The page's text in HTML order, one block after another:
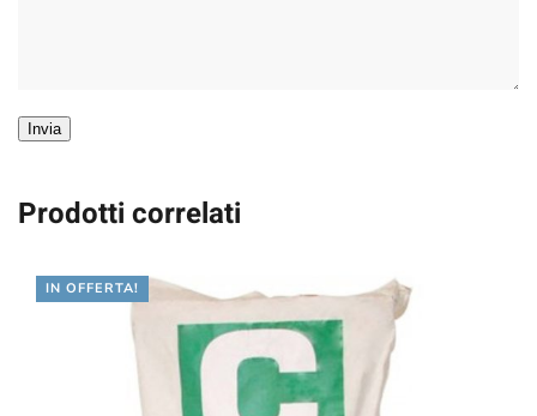
Invia
Prodotti correlati
IN OFFERTA!